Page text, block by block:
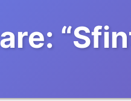
“